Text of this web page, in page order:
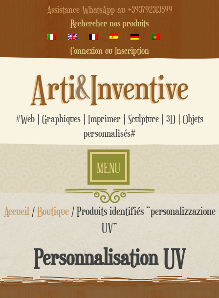
Assistance WhatsApp au +393792313599
Rechercher nos produits
Connexion ou Inscription
Arti&Inventive
#Web | Graphiques | Imprimer | Sculpture | 3D | Objets
personnalisés#
MENU
Aller
auAccueil /Boutique/ Produits identifiés “personalizzazione
UV”
Personnalisation UV